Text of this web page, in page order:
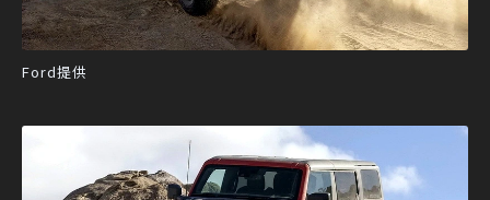
Ford提供